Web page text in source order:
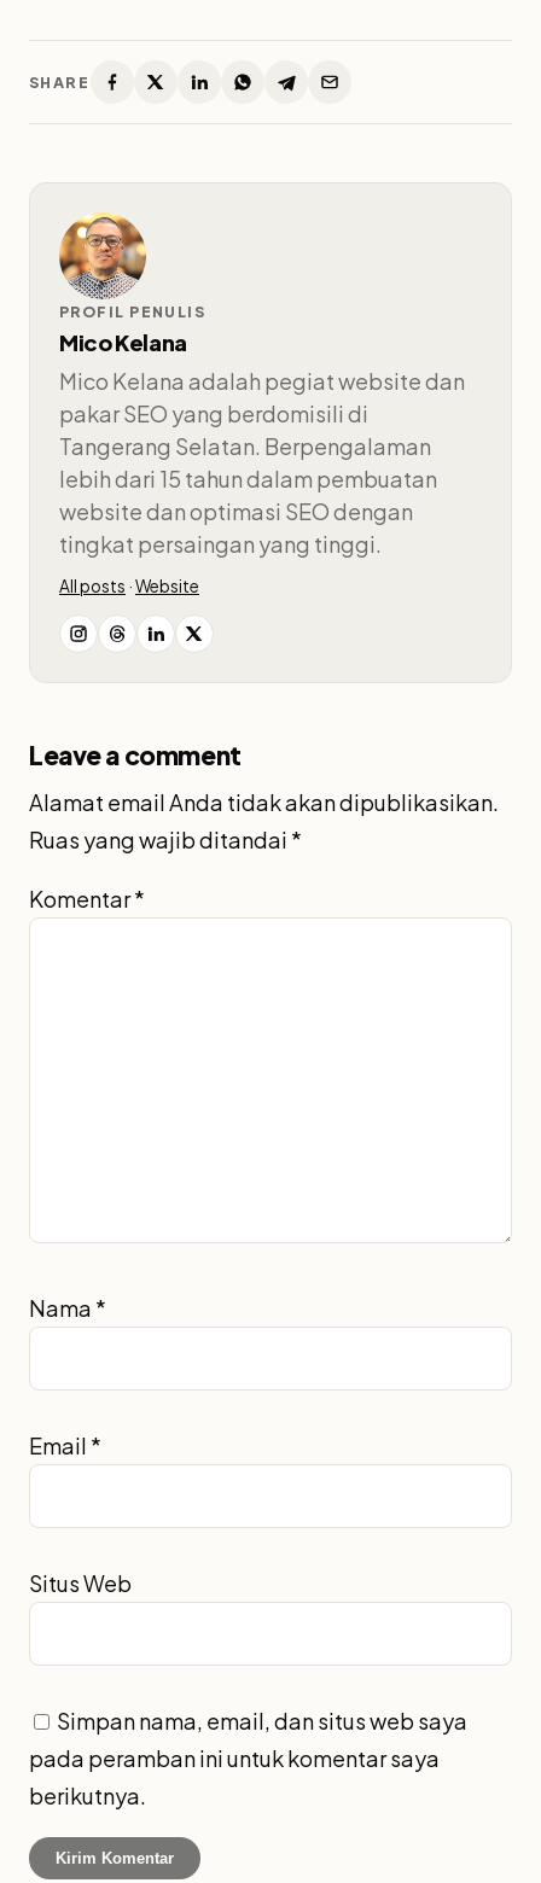
SHARE
PROFIL PENULIS
Mico Kelana
Mico Kelana adalah pegiat website dan
pakar SEO yang berdomisili di
Tangerang Selatan. Berpengalaman
lebih dari 15 tahun dalam pembuatan
website dan optimasi SEO dengan
tingkat persaingan yang tinggi.
All posts ·Website
Leave a comment
Alamat email Anda tidak akan dipublikasikan.
Ruas yang wajib ditandai *
Komentar*
Nama *
Email *
Situs Web
Simpan nama, email, dan situs web saya
pada peramban ini untuk komentar saya
berikutnya.